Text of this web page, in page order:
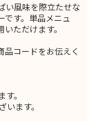
い風味を際立たせな
す。単品メニュ
ただけます。
コードをお伝えく
。
ます。